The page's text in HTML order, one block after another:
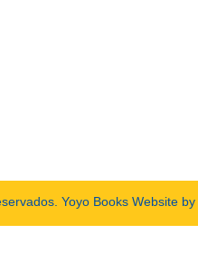
Yoyo Books Website by